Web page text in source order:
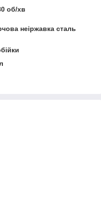
об/хв
неіржавка сталь